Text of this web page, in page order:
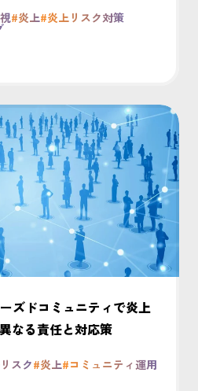
#炎上#炎上リスク対策
ズドコミュニティで炎上
なる責任と対応策
スク#炎上#コミュニティ運用